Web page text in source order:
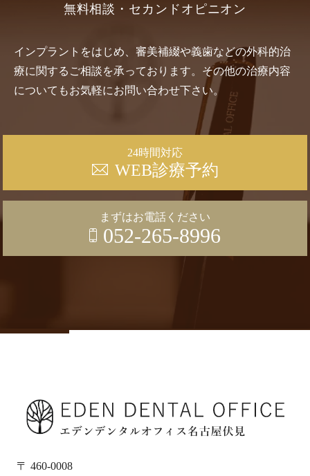
無料相談・セカンドオピニオン
インプラントをはじめ、審美補綴や義歯などの外科的治
療に関するご相談を承っております。その他の治療内容
についてもお気軽にお問い合わせ下さい。
24時間対応
WEB診療予約
まずはお電話ください
052-265-8996
〒 460-0008